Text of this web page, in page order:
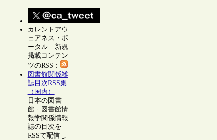
カレントアウ
ェアネス・ポ
ータル 新規
掲載コンテン
ツのRSS：
図書館関係雑
誌目次RSS集
（国内）
日本の図書
館・図書館情
報学関係情報
誌の目次を
RSSで配信し